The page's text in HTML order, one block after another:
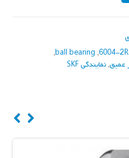
6004-
,
ball bearing
,
عمیق, نمایندگی SKF